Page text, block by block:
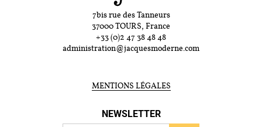
7bis rue des Tanneurs
37000 TOURS, France
+33 (0)2 47 38 48 48
administration@jacquesmoderne.com
MENTIONS LÉGALES
NEWSLETTER